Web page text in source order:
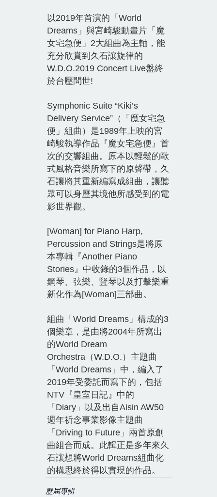
以2019年首演的「World
Dreams」與宮崎駿動畫片「魔
女宅急便」2大組曲為主軸，能
充分欣賞到久石讓旋律的
W.D.O.2019 Concert Live盤終
於台壓問世!
Symphonic Suite “Kiki’s
Delivery Service”（「魔女宅急
便」組曲）是1989年上映的宮
崎駿執導作品『魔女宅急便』首
次的交響組曲。原本以輕鬆的歐
式風格音樂所寫下的原聲帶，久
石讓將其重新編寫成組曲，讓聽
眾可以身歷其境他所感受到的電
影世界觀。
[Woman] for Piano Harp,
Percussion and Strings是將原
本專輯『Another Piano
Stories』中收錄的3個作品，以
鋼琴、弦樂、豎琴以及打擊樂重
新化作為[Woman]三部曲。
組曲「World Dreams」構成的3
個樂章，是由將2004年所寫出
的World Dream
Orchestra（W.D.O.）主題曲
「World Dreams」中，編入了
2019年受委託而寫下的，包括
NTV『皇室日記』中的
「Diary」以及出自Aisin AW50
週年祈念事業影像主題曲
「Driving to Future」兩首原創
曲組合而成。此輯正是多年來久
石讓想將World Dreams組曲化
的構思終於得以實現的作品。
歷屆專輯